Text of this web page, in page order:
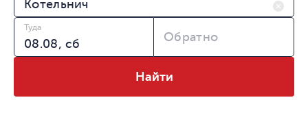
Туда
Обратно
Найти